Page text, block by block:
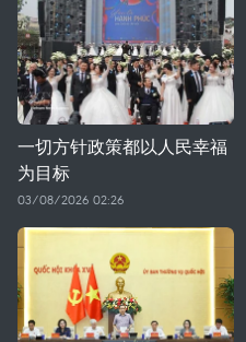
一切方针政策都以人民幸福
为目标
03/08/2026 02:26